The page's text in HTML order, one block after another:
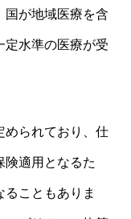
国が地域医療を含
定水準の医療が受
められており、仕
険適用となるた
こともありま